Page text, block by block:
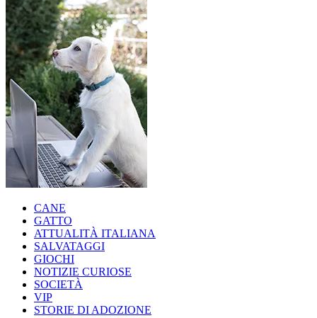
CANE
GATTO
ATTUALITÀ ITALIANA
SALVATAGGI
GIOCHI
NOTIZIE CURIOSE
SOCIETÀ
VIP
STORIE DI ADOZIONE